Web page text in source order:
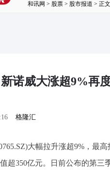
和讯网 > 股票 > 股市报道 > 正文
诺威大涨超9%再
格隆汇
大幅拉升涨超9%，最
超350亿元。日前公布的第三